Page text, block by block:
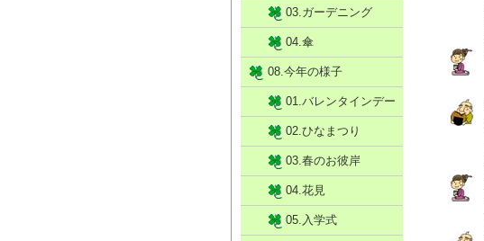
03.ガーデニング
04.傘
08.今年の様子
01.バレンタインデー
02.ひなまつり
03.春のお彼岸
04.花見
05.入学式